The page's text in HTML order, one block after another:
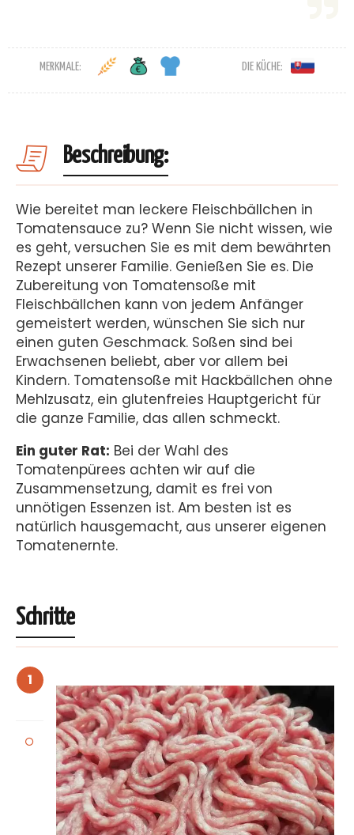
MERKMALE: DIE KÜCHE:
Beschreibung:
Wie bereitet man leckere Fleischbällchen in
Tomatensauce zu? Wenn Sie nicht wissen, wie
es geht, versuchen Sie es mit dem bewährten
Rezept unserer Familie. Genießen Sie es. Die
Zubereitung von Tomatensoße mit
Fleischbällchen kann von jedem Anfänger
gemeistert werden, wünschen Sie sich nur
einen guten Geschmack. Soßen sind bei
Erwachsenen beliebt, aber vor allem bei
Kindern. Tomatensoße mit Hackbällchen ohne
Mehlzusatz, ein glutenfreies Hauptgericht für
die ganze Familie, das allen schmeckt.
Ein guter Rat: Bei der Wahl des
Tomatenpürees achten wir auf die
Zusammensetzung, damit es frei von
unnötigen Essenzen ist. Am besten ist es
natürlich hausgemacht, aus unserer eigenen
Tomatenernte.
Schritte
1